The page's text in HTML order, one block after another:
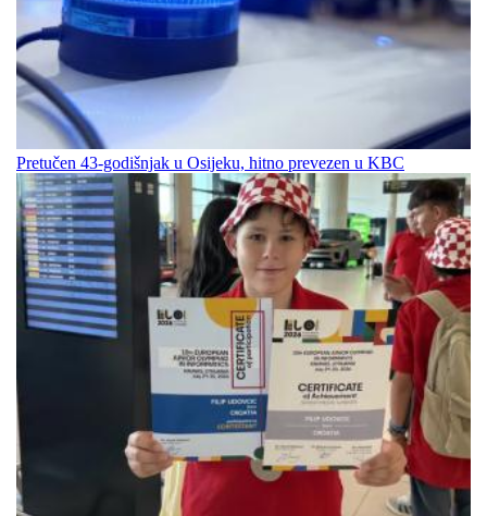
Pretučen 43-godišnjak u Osijeku, hitno prevezen u KBC